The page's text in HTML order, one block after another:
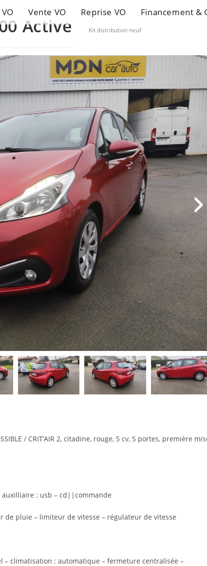
Vente VO Reprise VO Financement &
Active Kit distribution neuf
/ CRIT’AIR 2, citadine, rouge, 5 cv, 5 portes, première
auxilliaire : usb – cd||commande
de pluie – limiteur de vitesse – régulateur de vitesse
climatisation : automatique – fermeture centralisée –